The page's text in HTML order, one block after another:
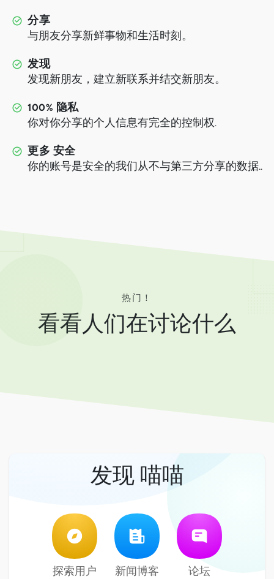
分享
与朋友分享新鲜事物和生活时刻。
发现
发现新朋友，建立新联系并结交新朋友。
100% 隐私
你对你分享的个人信息有完全的控制权.
更多 安全
你的账号是安全的我们从不与第三方分享的数据..
热门！
看看人们在讨论什么
发现 喵喵
探索用户 新闻博客 论坛